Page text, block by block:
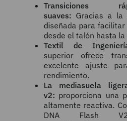
Transiciones
suaves: Gracias a la
diseñada para
desde el talón hasta
Textil de
superiorofrece
excelente ajuste
rendimiento.
La mediasuela
v2: proporciona una
altamente reactiva.
DNA Flash